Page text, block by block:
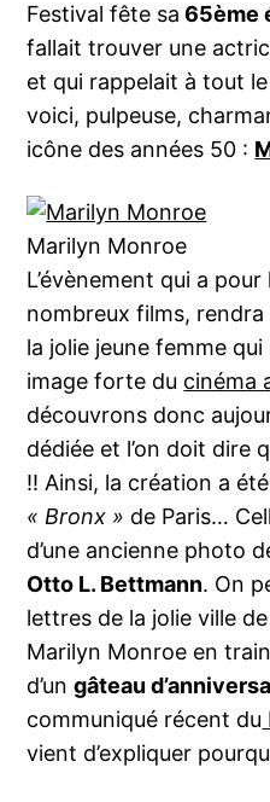
Festival fête sa 65ème
fallait trouver une
et qui rappelait à tout
voici, pulpeuse,
icône des années 50 :
Marilyn Monroe
L’évènement qui a
nombreux films,
la jolie jeune femme
image forte du cinéma
découvrons donc
dédiée et l’on doit dire
!! Ainsi, la création a
« Bronx » de Paris…
d’une ancienne photo
Otto L. Bettmann. On
lettres de la jolie ville
Marilyn Monroe en
d’ungâteau
communiqué récent du
vient d’expliquer